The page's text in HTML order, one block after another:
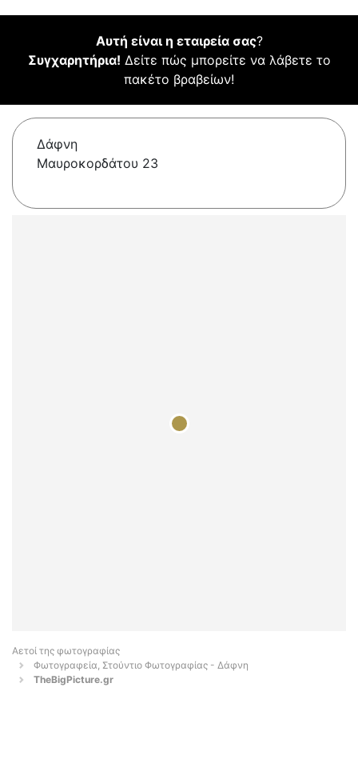
Αυτή είναι η εταιρεία σας?
Συγχαρητήρια! Δείτε πώς μπορείτε να λάβετε το
πακέτο βραβείων!
Δάφνη
Μαυροκορδάτου 23
Αετοί της φωτογραφίας
Φωτογραφεία, Στούντιο Φωτογραφίας - Δάφνη
TheBigPicture.gr